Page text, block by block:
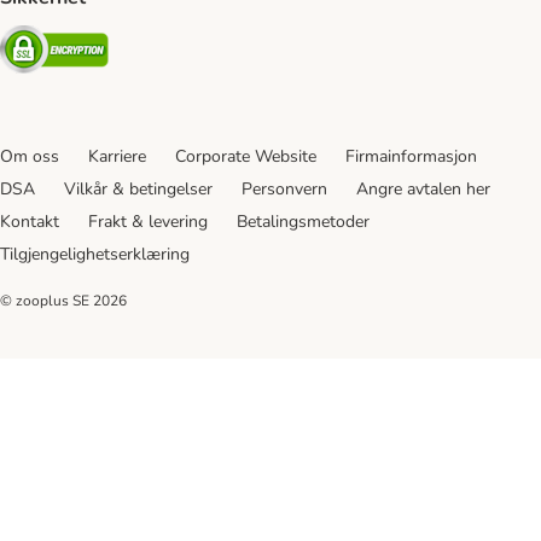
Security
Om oss Karriere Corporate Website
Firmainformasjon
DSA
Vilkår & betingelser Personvern
Angre avtalen her
Kontakt
Frakt & levering
Betalingsmetoder
Tilgjengelighetserklæring
© zooplus SE 2026